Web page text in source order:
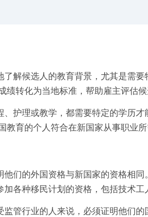
了解候选人的教育背景，尤其是需要
转化为当地标准，帮助雇主评估候
、护理或教学，都需要特定的学历才
育的个人符合在新国家从事职业所
他们的外国资格与新国家的资格相同
各种移民计划的资格，包括技术工
监管行业的人来说，必须证明他们的